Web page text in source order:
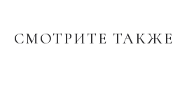
СМОТРИТЕ ТАКЖЕ